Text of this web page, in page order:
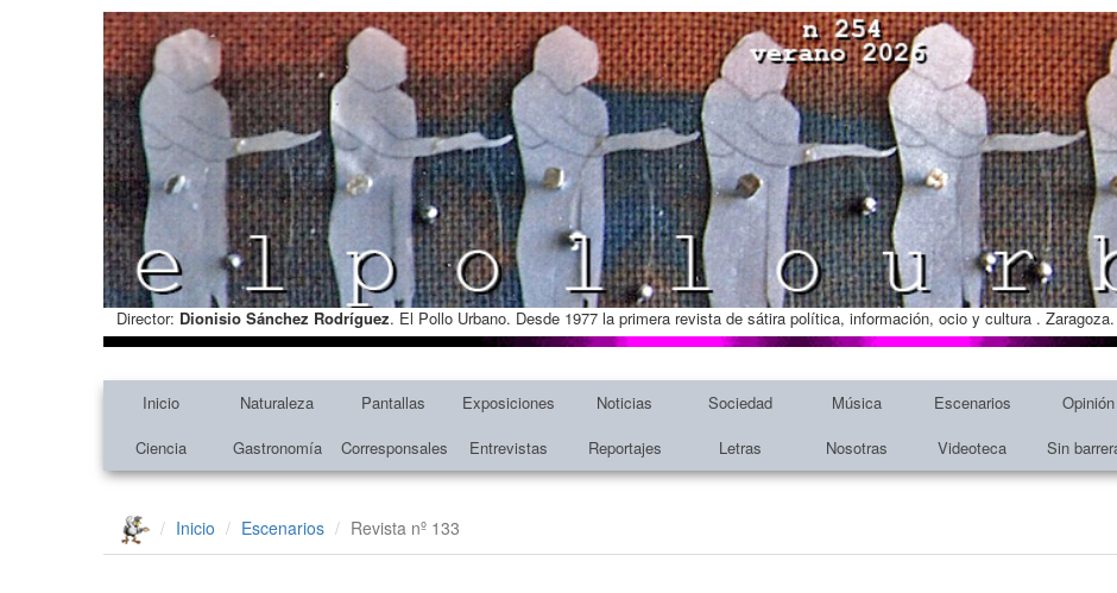
Director: Dionisio Sánchez Rodríguez. El Pollo Urbano. Desde 1977 la primera revista de sátira política, información, ocio y cultura .
Inicio Naturaleza Pantallas Exposiciones Noticias Sociedad Música Escenarios Opinión
Ciencia
Gastronomía Corresponsales Entrevistas Reportajes Letras Nosotras Videoteca Sin
Inicio Escenarios Revista nº 133